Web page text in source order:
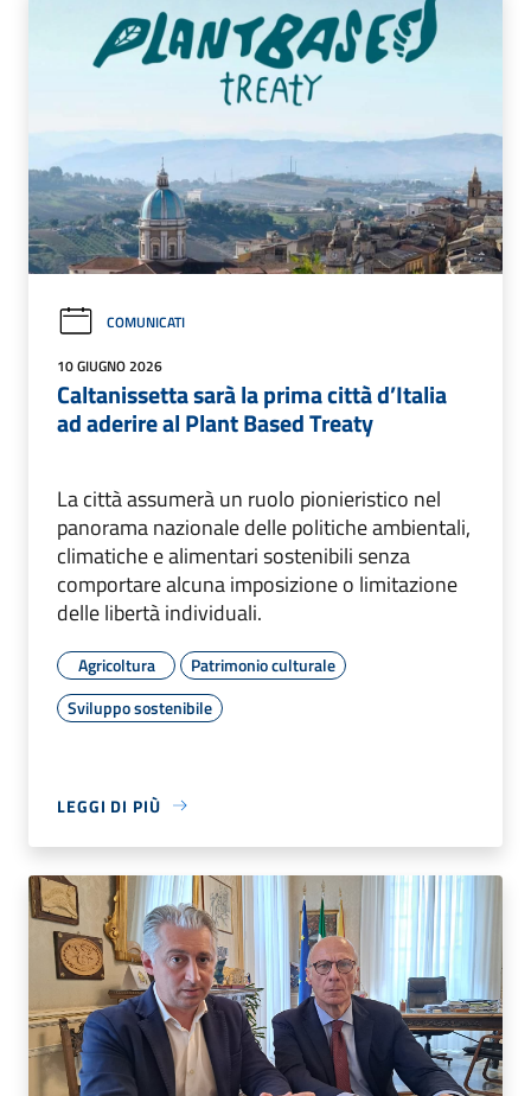
COMUNICATI
10 GIUGNO 2026
Caltanissetta sarà la prima città d’Italia
ad aderire al Plant Based Treaty
La città assumerà un ruolo pionieristico nel
panorama nazionale delle politiche ambientali,
climatiche e alimentari sostenibili senza
comportare alcuna imposizione o limitazione
delle libertà individuali.
Agricoltura
Patrimonio culturale
Sviluppo sostenibile
LEGGI DI PIÙ